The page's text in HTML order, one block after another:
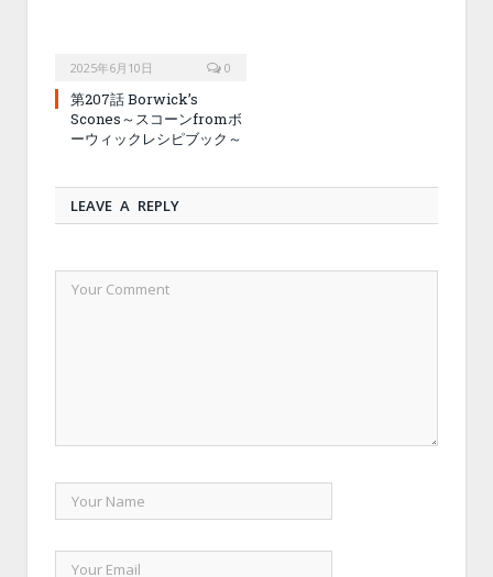
2025年6月10日 0
第207話 Borwick’s
Scones～スコーンfromボ
ーウィックレシピブック～
LEAVE A REPLY